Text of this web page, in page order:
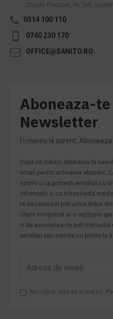
Strada Preciziei, Nr, 3W,
0314 100 110
0740 230 170
OFFICE@SANITO.RO
Aboneaza-
Newsletter
Fi mereu la curent.
Dupa ce initiezi abonarea la
email pentru activarea abonarii.
nostru o sa primesti emailuri cu
informativ si cu o frecventa
te dezabonezi poti urma linkul
client inregistrat ai o sectiune
si de asemenea ne poti contacta
intrebari sau cerinte cu privire la
Am citit şi sunt de acord cu